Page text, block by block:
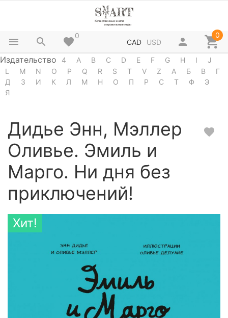
0
CAD USD
0
Издательство 4 A B C D E F G H I
J
L
M N O P Q R S T V Z А Б В
Г
Д
З И К Л М Н О П Р С Т Ф
Э
Я
Дидье Энн, Мэллер
Оливье. Эмиль и
Марго. Ни дня без
приключений!
Хит!